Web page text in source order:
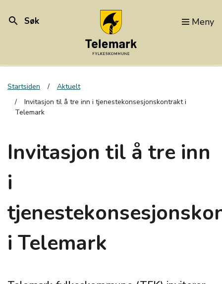
search Søk Meny
Startsiden
Aktuelt
Invitasjon til å tre inn i tjenestekonsesjonskontrakt i
Telemark
Invitasjon til å tre inn
i
i Telemark